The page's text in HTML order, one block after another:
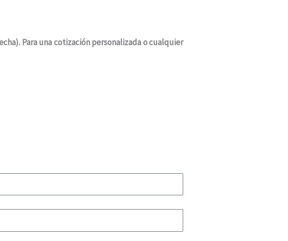
Para una cotización personalizada o cualquier